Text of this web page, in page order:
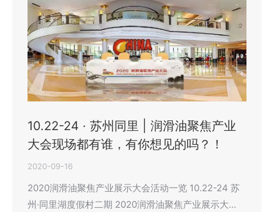
10.22-24 · 苏州同里 | 润滑油聚焦产业
大会现场都有谁，有你想见的吗？！
2020-09-16
2020润滑油聚焦产业展示大会活动一览 10.22-24 苏
州·同里湖度假村二期 2020润滑油聚焦产业展示大…